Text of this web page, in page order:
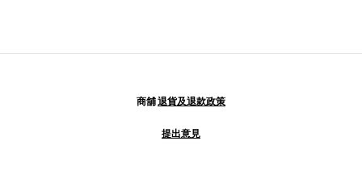
商舖退貨及退款政策
提出意見